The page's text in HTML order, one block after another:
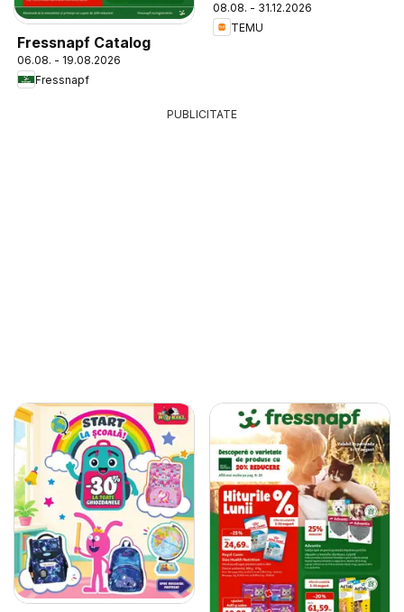
Fressnapf Catalog
06.08. - 19.08.2026
Fressnapf
08.08. - 31.12.2026
TEMU
PUBLICITATE